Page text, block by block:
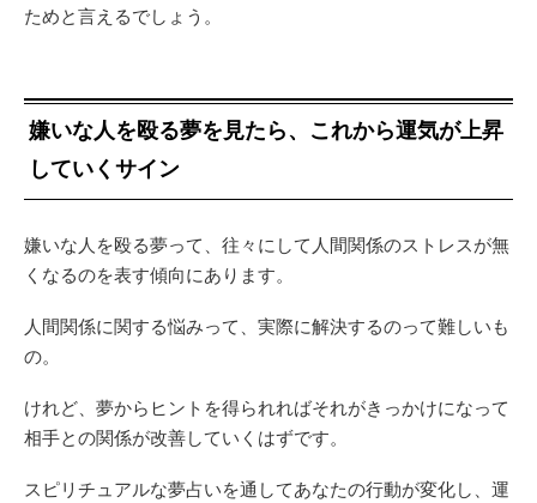
ためと言えるでしょう。
嫌いな人を殴る夢を見たら、これから運気が上昇
していくサイン
嫌いな人を殴る夢って、往々にして人間関係のストレスが無
くなるのを表す傾向にあります。
人間関係に関する悩みって、実際に解決するのって難しいも
の。
けれど、夢からヒントを得られればそれがきっかけになって
相手との関係が改善していくはずです。
スピリチュアルな夢占いを通してあなたの行動が変化し、運